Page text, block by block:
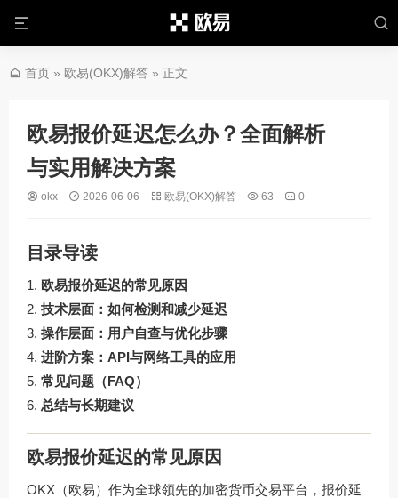
首页 » 欧易(OKX)解答 » 正文
欧易报价延迟怎么办？全面解析
与实用解决方案
okx 2026-06-06 欧易(OKX)解答 63 0
目录导读
欧易报价延迟的常见原因
技术层面：如何检测和减少延迟
操作层面：用户自查与优化步骤
进阶方案：API与网络工具的应用
常见问题（FAQ）
总结与长期建议
欧易报价延迟的常见原因
OKX（欧易）作为全球领先的加密货币交易平台，报价延